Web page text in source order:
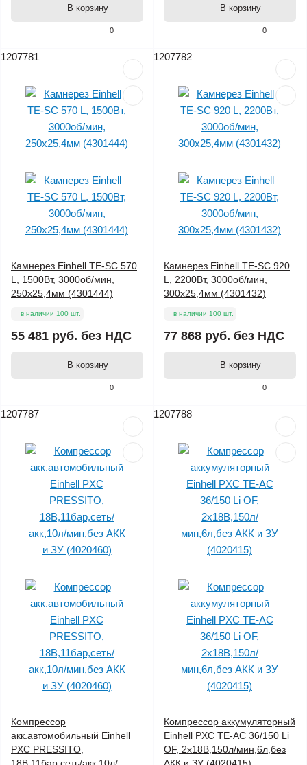
0
В корзину
0
В корзину
1207781
0
Камнерез Einhell TE-SC 570
L, 1500Вт, 3000об/мин,
250х25,4мм (4301444)
в наличии 100 шт.
55 481 руб. без НДС
В корзину
1207782
0
Камнерез Einhell TE-SC 920
L, 2200Вт, 3000об/мин,
300х25,4мм (4301432)
в наличии 100 шт.
77 868 руб. без НДС
В корзину
1207787
Компрессор
акк.автомобильный Einhell
PXC PRESSITO,
1207788
Компрессор аккумуляторный
Einhell PXC TE-AC 36/150 Li
OF, 2x18В,150л/мин,6л,без